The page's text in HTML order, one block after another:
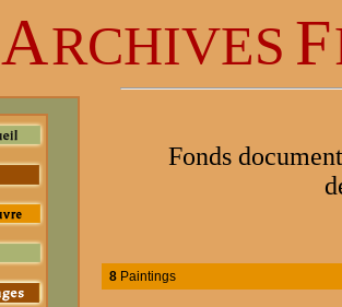
ARCHIVES F
Fonds
8 Paintings